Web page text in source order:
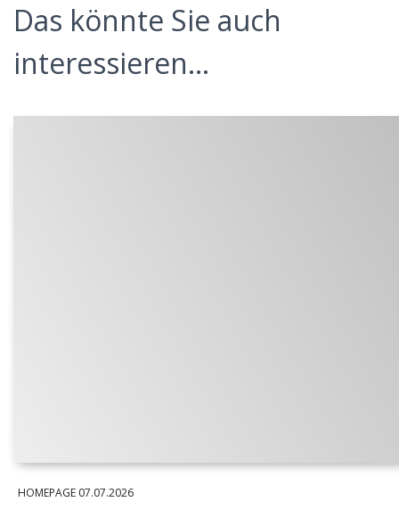
Das könnte Sie auch
interessieren...
HOMEPAGE 07.07.2026